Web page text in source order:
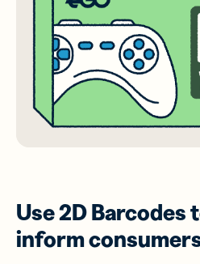
Use 2D Barcodes
inform